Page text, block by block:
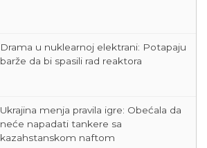
Drama u nuklearnoj elektrani: Potapaju
barže da bi spasili rad reaktora
Ukrajina menja pravila igre: Obećala da
neće napadati tankere sa
kazahstanskom naftom